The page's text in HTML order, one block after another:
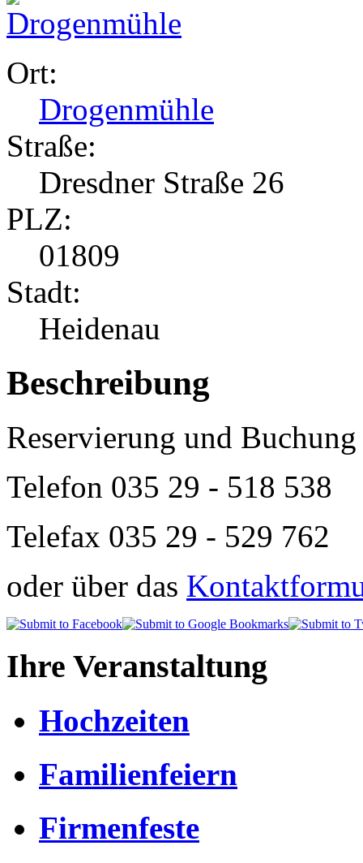
Ort:
Drogenmühle
Straße:
Dresdner Straße 26
PLZ:
01809
Stadt:
Heidenau
Beschreibung
Reservierung und
Telefon 035 29 - 518 538
Telefax 035 29 - 529 762
oder über das
Ihre Veranstaltung
Hochzeiten
Familienfeiern
Firmenfeste